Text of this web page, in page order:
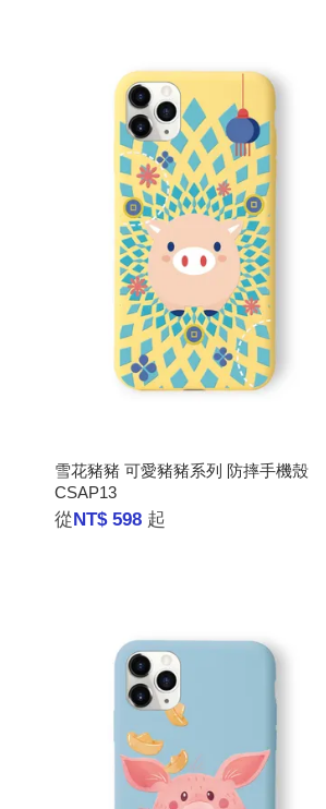
雪花豬豬 可愛豬豬系列 防摔手機殼
CSAP13
從 NT$ 598 起